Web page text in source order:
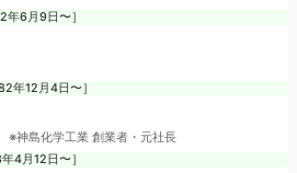
6月9日〜］
年12月4日〜］
※神島化学工業 創業者・元社長
4月12日〜］